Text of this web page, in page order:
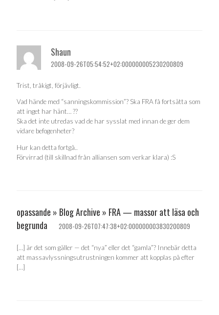
Shaun
2008-09-26T05:54:52+02:000000005230200809
Trist, tråkigt, förjävligt.
Vad hände med “sanningskommission”? Ska FRA få fortsätta som
att inget har hänt… ??
Ska det inte utredas vad de har sysslat med innan de ger dem
vidare befogenheter?
Hur kan detta fortgå..
Förvirrad (till skillnad från alliansen som verkar klara) :S
opassande » Blog Archive » FRA — massor att läsa och
begrunda
2008-09-26T07:47:38+02:000000003830200809
[…] är det som gäller — det “nya” eller det “gamla”? Innebär detta
att massavlyssningsutrustningen kommer att kopplas på efter
[…]